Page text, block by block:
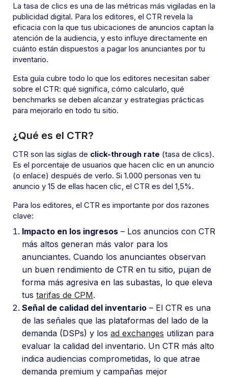
La tasa de clics es una de las métricas más vigiladas en la
publicidad digital. Para los editores, el CTR revela la
eficacia con la que tus ubicaciones de anuncios captan la
atención de la audiencia, y esto influye directamente en
cuánto están dispuestos a pagar los anunciantes por tu
inventario.
Esta guía cubre todo lo que los editores necesitan saber
sobre el CTR: qué significa, cómo calcularlo, qué
benchmarks se deben alcanzar y estrategias prácticas
para mejorarlo en todo tu sitio.
¿Qué es el CTR?
CTR son las siglas de click-through rate (tasa de clics).
Es el porcentaje de usuarios que hacen clic en un anuncio
(o enlace) después de verlo. Si 1.000 personas ven tu
anuncio y 15 de ellas hacen clic, el CTR es del 1,5%.
Para los editores, el CTR es importante por dos razones
clave:
Impacto en los ingresos – Los anuncios con CTR
más altos generan más valor para los
anunciantes. Cuando los anunciantes observan
un buen rendimiento de CTR en tu sitio, pujan de
forma más agresiva en las subastas, lo que eleva
tus tarifas de CPM.
Señal de calidad del inventario – El CTR es una
de las señales que las plataformas del lado de la
demanda (DSPs) y los ad exchanges utilizan para
evaluar la calidad del inventario. Un CTR más alto
indica audiencias comprometidas, lo que atrae
demanda premium y campañas mejor